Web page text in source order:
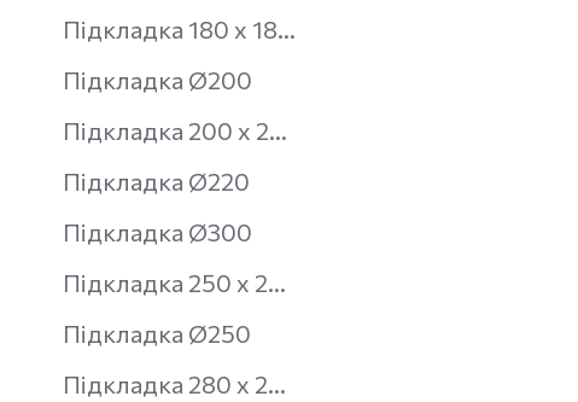
Підкладка 180 х 180 мм
Підкладка Ø200
Підкладка 200 х 200 мм
Підкладка Ø220
Підкладка Ø300
Підкладка 250 х 250 мм
Підкладка Ø250
Підкладка 280 х 280 мм